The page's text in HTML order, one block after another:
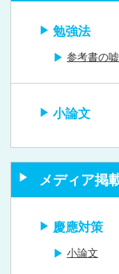
勉強法
参考書の
小論文
メディア掲
慶應対策
小論文